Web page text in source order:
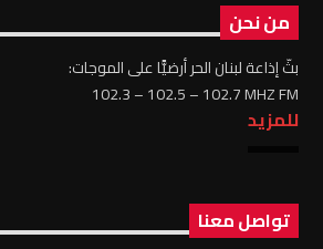
من نحن
بثّ إذاعة لبنان الحر أرضيًّا على الموجات:
102.3 – 102.5 – 102.7 MHZ FM
للمزيد
تواصل معنا